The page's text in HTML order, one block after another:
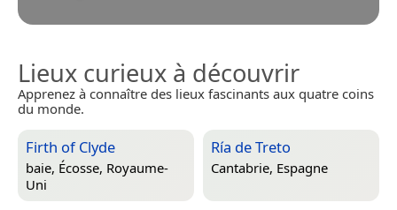
Lieux curieux à découvrir
Apprenez à connaître des lieux fascinants aux quatre coins
du monde.
Firth of Clyde
baie, Écosse, Royaume-
Uni
Ría de Treto
Cantabrie, Espagne